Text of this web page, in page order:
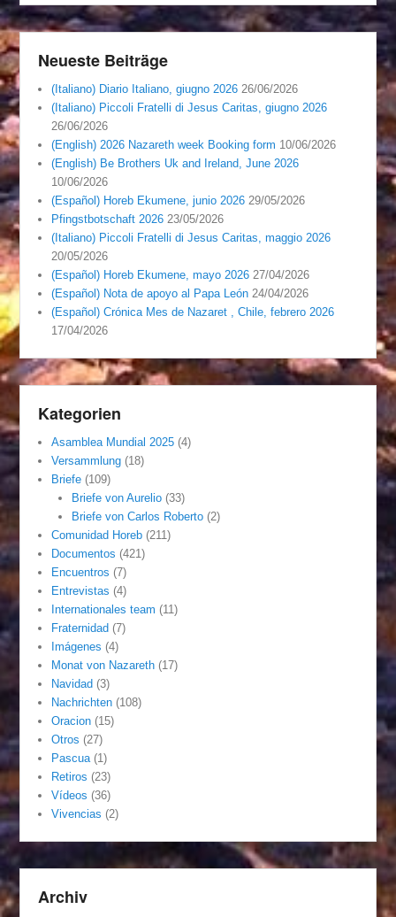
Neueste Beiträge
(Italiano) Diario Italiano, giugno 2026 26/06/2026
(Italiano) Piccoli Fratelli di Jesus Caritas, giugno 2026
26/06/2026
(English) 2026 Nazareth week Booking form 10/06/2026
(English) Be Brothers Uk and Ireland, June 2026
10/06/2026
(Español) Horeb Ekumene, junio 2026 29/05/2026
Pfingstbotschaft 2026 23/05/2026
(Italiano) Piccoli Fratelli di Jesus Caritas, maggio 2026
20/05/2026
(Español) Horeb Ekumene, mayo 2026 27/04/2026
(Español) Nota de apoyo al Papa León 24/04/2026
(Español) Crónica Mes de Nazaret , Chile, febrero 2026
17/04/2026
Kategorien
Asamblea Mundial 2025 (4)
Versammlung (18)
Briefe (109)
Briefe von Aurelio(33)
Briefe von Carlos Roberto(2)
Comunidad Horeb (211)
Documentos (421)
Encuentros (7)
Entrevistas (4)
Internationales team (11)
Fraternidad (7)
Imágenes (4)
Monat von Nazareth (17)
Navidad (3)
Nachrichten (108)
Oracion (15)
Otros (27)
Pascua (1)
Retiros (23)
Vídeos (36)
Vivencias (2)
Archiv